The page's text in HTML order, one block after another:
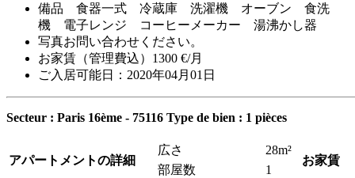
備品 食器一式 冷蔵庫 洗濯機 オーブン 食洗
機 電子レンジ コーヒーメーカー 湯沸かし器
写真お問い合わせください。
お家賃（管理費込）1300 €/月
ご入居可能日：2020年04月01日
Secteur : Paris 16ème - 75116 Type de bien : 1 pièces
アパートメントの詳細
広さ
28m²
部屋数
1
お家賃